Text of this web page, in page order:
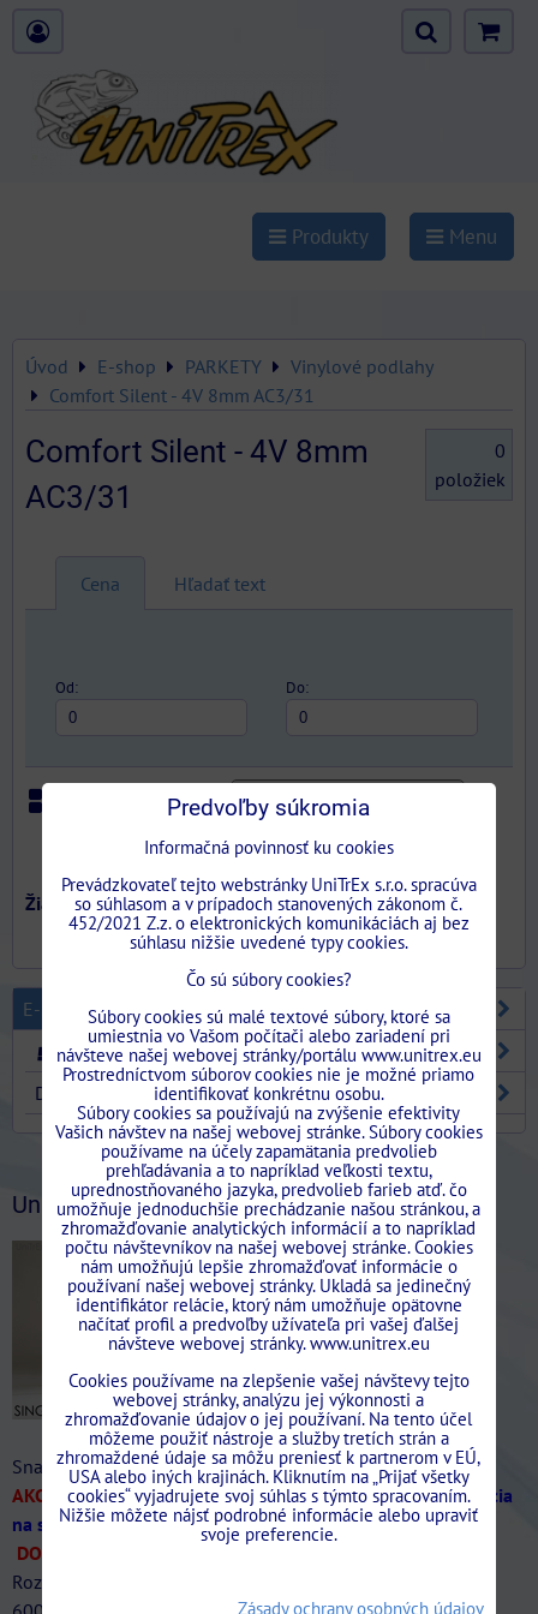
Produkty Menu
Úvod E-shop PARKETY
Vinylové podlahy
Comfort Silent - 4V 8mm AC3/31
Comfort Silent - 4V 8mm
AC3/31
0
položiek
Cena Hľadať text
Od: Do:
ZoznamTabuľka Iba skladom
E-SHOP
STAVEBNÉ PUZDRA
DVERE
Stavebne.Puzdra.Unitrex/?ref=bookmarks
UniTrEx News
Snažíme sa dodržať najlepšie ceny na Slovensku!
AKCIA SINGOLO Murivo/SDK len do 31/07/2026-20%(Akcia
na stavebne puzdra SINGOLO až do vypredania zásob)
DOPRAVA ZDARMA.
Rozmery štandardná šírka
Predvoľby súkromia
Informačná povinnosť ku cookies
Prevádzkovateľ tejto webstránky UniTrEx s.r.o. spracúva
so súhlasom a v prípadoch stanovených zákonom č.
452/2021 Z.z. o elektronických komunikáciách aj bez
súhlasu nižšie uvedené typy cookies.
Čo sú súbory cookies?
Súbory cookies sú malé textové súbory, ktoré sa
umiestnia vo Vašom počítači alebo zariadení pri
návšteve našej webovej stránky/portálu www.unitrex.eu
Prostredníctvom súborov cookies nie je možné priamo
identifikovať konkrétnu osobu.
Súbory cookies sa používajú na zvýšenie efektivity
Vašich návštev na našej webovej stránke. Súbory cookies
používame na účely zapamätania predvolieb
prehľadávania a to napríklad veľkosti textu,
uprednostňovaného jazyka, predvolieb farieb atď. čo
umožňuje jednoduchšie prechádzanie našou stránkou, a
zhromažďovanie analytických informácií a to napríklad
počtu návštevníkov na našej webovej stránke. Cookies
nám umožňujú lepšie zhromažďovať informácie o
používaní našej webovej stránky. Ukladá sa jedinečný
identifikátor relácie, ktorý nám umožňuje opätovne
načítať profil a predvoľby užívateľa pri vašej ďalšej
návšteve webovej stránky. www.unitrex.eu
Cookies používame na zlepšenie vašej návštevy tejto
webovej stránky, analýzu jej výkonnosti a
zhromažďovanie údajov o jej používaní. Na tento účel
môžeme použiť nástroje a služby tretích strán a
zhromaždené údaje sa môžu preniesť k partnerom v EÚ,
USA alebo iných krajinách. Kliknutím na „Prijať všetky
cookies“ vyjadrujete svoj súhlas s týmto spracovaním.
Nižšie môžete nájsť podrobné informácie alebo upraviť
svoje preferencie.
Zásady ochrany osobných údajov